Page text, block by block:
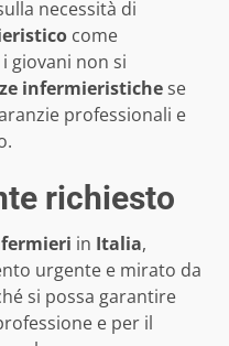
necessità di
come
i giovani non si
infermieristichese
professionali e
richiesto
in Italia,
urgente e mirato da
si possa garantire
e per il